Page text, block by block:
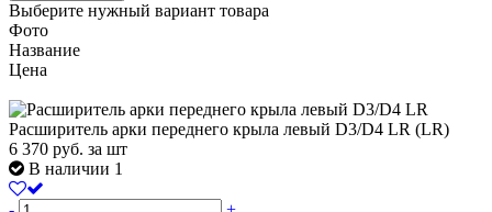
Выберите нужный вариант товара
Фото
Название
Цена
Расширитель арки переднего крыла левый D3/D4 LR (LR)
6 370 руб. за шт
В наличии 1